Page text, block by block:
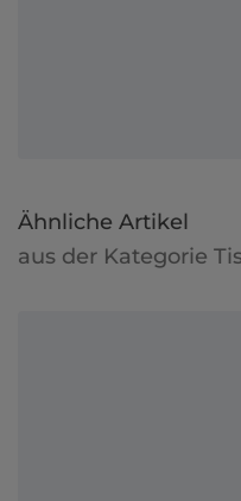
Ähnliche Artikel
aus der Kategorie